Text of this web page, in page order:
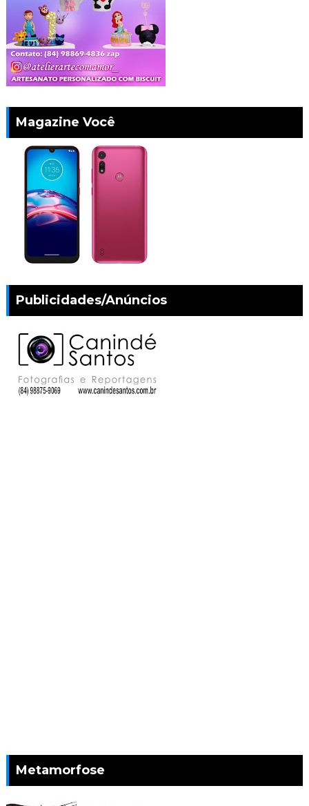
Magazine Você
Publicidades/Anúncios
Metamorfose